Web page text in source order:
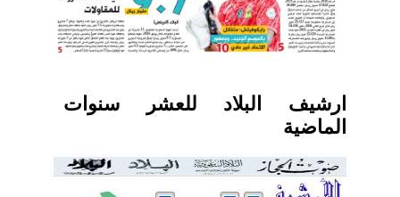
ارشيف البلاد للعشر سنوات
الماضية